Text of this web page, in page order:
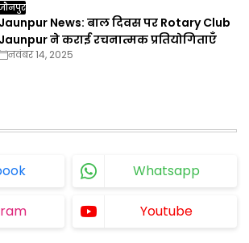
Jaunpur News: बाल दिवस पर Rotary Club
Jaunpur ने कराई रचनात्मक प्रतियोगिताएँ
नवंबर 14, 2025
Whatsapp
Youtube